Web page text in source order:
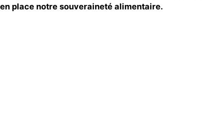
en place notre souveraineté alimentaire.